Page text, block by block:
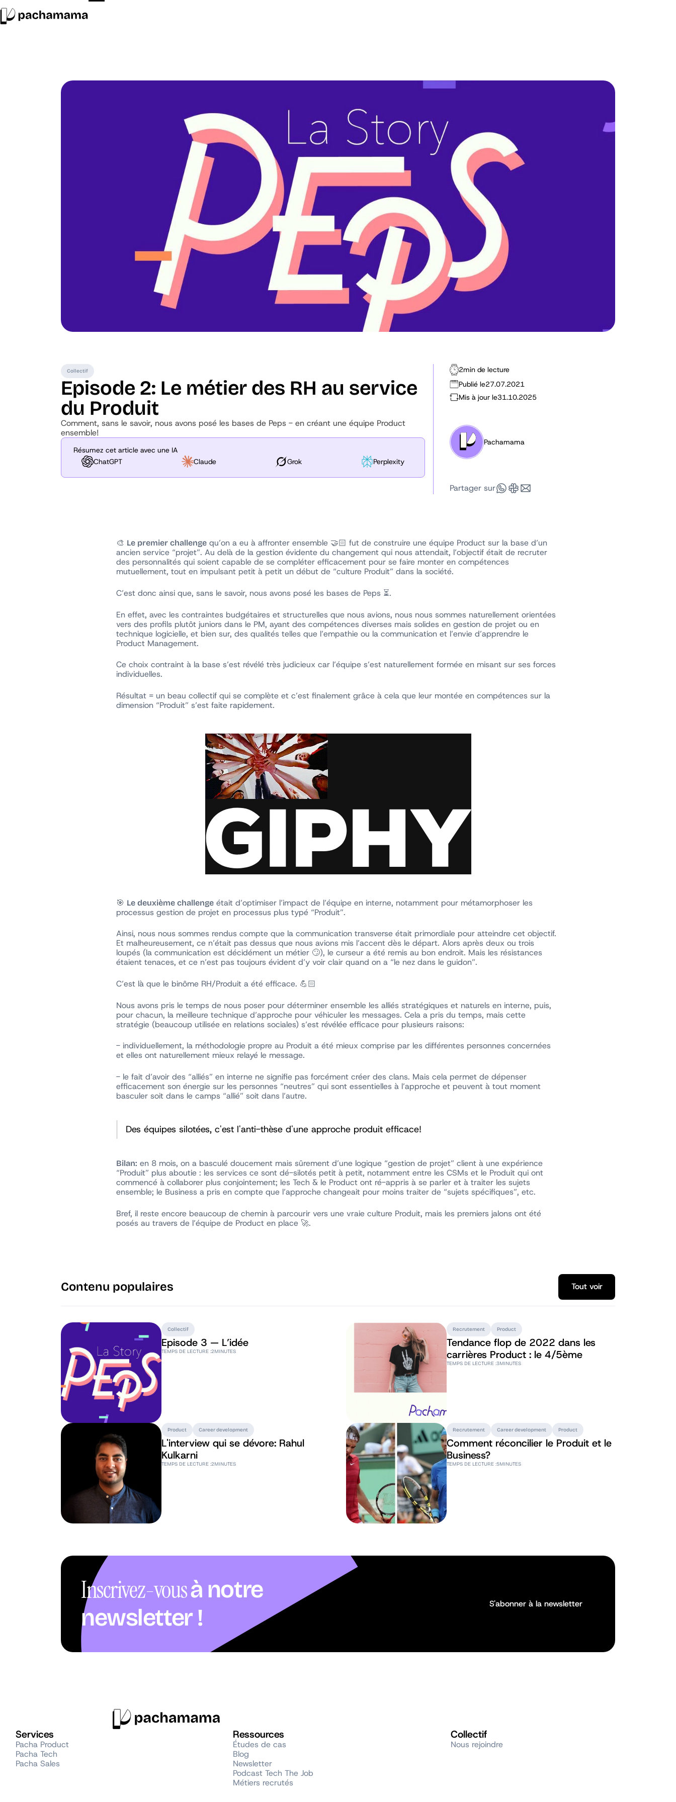
Collectif
Episode 2: Le métier des RH au service
du Produit
Comment, sans le savoir, nous avons posé les bases de Peps - en créant une équipe Product
ensemble!
Résumez cet article avec une IA
ChatGPT
Claude Grok Perplexity
2min de lecture
Publié le27.07.2021
Mis à jour le31.10.2025
Pachamama
Partager sur
🎨 Le premier challenge qu’on a eu à affronter ensemble 🤝🏻 fut de construire une équipe Product sur la base d’un
ancien service “projet”. Au delà de la gestion évidente du changement qui nous attendait, l’objectif était de recruter
des personnalités qui soient capable de se compléter efficacement pour se faire monter en compétences
mutuellement, tout en impulsant petit à petit un début de “culture Produit” dans la société.
C’est donc ainsi que, sans le savoir, nous avons posé les bases de Peps ⏳.
En effet, avec les contraintes budgétaires et structurelles que nous avions, nous nous sommes naturellement orientées
vers des profils plutôt juniors dans le PM, ayant des compétences diverses mais solides en gestion de projet ou en
technique logicielle, et bien sur, des qualités telles que l’empathie ou la communication et l’envie d’apprendre le
Product Management.
Ce choix contraint à la base s’est révélé très judicieux car l’équipe s’est naturellement formée en misant sur ses forces
individuelles.
Résultat = un beau collectif qui se complète et c’est finalement grâce à cela que leur montée en compétences sur la
dimension “Produit” s’est faite rapidement.
🎯 Le deuxième challenge était d’optimiser l’impact de l’équipe en interne, notamment pour métamorphoser les
processus gestion de projet en processus plus typé “Produit”.
Ainsi, nous nous sommes rendus compte que la communication transverse était primordiale pour atteindre cet objectif.
Et malheureusement, ce n’était pas dessus que nous avions mis l’accent dès le départ. Alors après deux ou trois
loupés (la communication est décidément un métier 🙄), le curseur a été remis au bon endroit. Mais les résistances
étaient tenaces, et ce n’est pas toujours évident d’y voir clair quand on a “le nez dans le guidon”.
C’est là que le binôme RH/Produit a été efficace. 💪🏻
Nous avons pris le temps de nous poser pour déterminer ensemble les alliés stratégiques et naturels en interne, puis,
pour chacun, la meilleure technique d’approche pour véhiculer les messages. Cela a pris du temps, mais cette
stratégie (beaucoup utilisée en relations sociales) s’est révélée efficace pour plusieurs raisons:
- individuellement, la méthodologie propre au Produit a été mieux comprise par les différentes personnes concernées
et elles ont naturellement mieux relayé le message.
- le fait d’avoir des “alliés” en interne ne signifie pas forcément créer des clans. Mais cela permet de dépenser
efficacement son énergie sur les personnes “neutres” qui sont essentielles à l’approche et peuvent à tout moment
basculer soit dans le camps “allié” soit dans l’autre.
Des équipes silotées, c'est l'anti-thèse d'une approche produit efficace!
Bilan: en 8 mois, on a basculé doucement mais sûrement d’une logique “gestion de projet” client à une expérience
“Produit” plus aboutie : les services ce sont dé-silotés petit à petit, notamment entre les CSMs et le Produit qui ont
commencé à collaborer plus conjointement; les Tech & le Product ont ré-appris à se parler et à traiter les sujets
ensemble; le Business a pris en compte que l’approche changeait pour moins traiter de “sujets spécifiques”, etc.
Bref, il reste encore beaucoup de chemin à parcourir vers une vraie culture Produit, mais les premiers jalons ont été
posés au travers de l’équipe de Product en place 🚀.
Contenu populaires
Tout voir
Tout voir
Collectif
Episode 3 — L’idée
TEMPS DE LECTURE :2MINUTES
Recrutement Product
Tendance flop de 2022 dans les
carrières Product : le 4/5ème
TEMPS DE LECTURE :3MINUTES
Product Career development
L'interview qui se dévore: Rahul
Kulkarni
TEMPS DE LECTURE :2MINUTES
Recrutement Career development Product
Comment réconcilier le Produit et le
Business?
TEMPS DE LECTURE :5MINUTES
Inscrivez-vousà notre
newsletter !
S'abonner à la newsletter
Services
Pacha Product
Pacha Tech
Pacha Sales
Ressources
Études de cas
Blog
Newsletter
Podcast Tech The Job
Métiers recrutés
Collectif
Nous rejoindre